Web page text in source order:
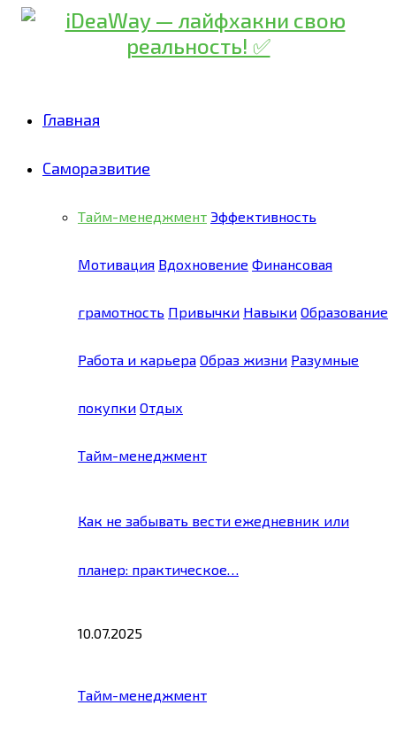
Главная
Саморазвитие
Тайм-менеджмент Эффективность
Мотивация Вдохновение Финансовая
грамотность Привычки Навыки Образование
Работа и карьера Образ жизни Разумные
покупки Отдых
Тайм-менеджмент
Как не забывать вести ежедневник или
планер: практическое…
10.07.2025
Тайм-менеджмент